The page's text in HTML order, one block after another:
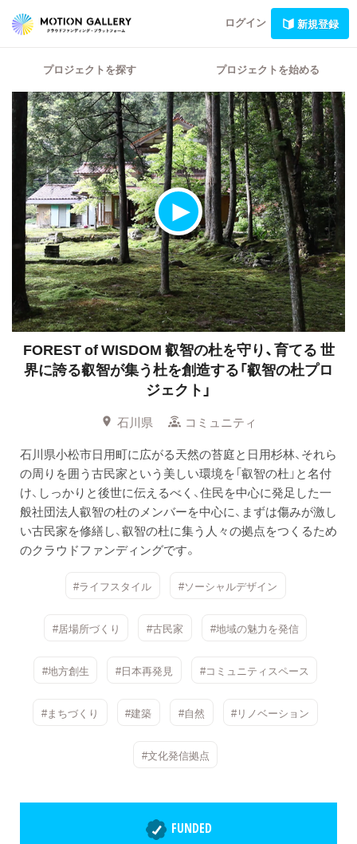
ログイン 新規登録
プロジェクトを探す プロジェクトを始める
FOREST of WISDOM 叡智の杜を守り、育てる世
界に誇る叡智が集う杜を創造する「叡智の杜プロ
ジェクト」
石川県
コミュニティ
石川県小松市日用町に広がる天然の苔庭と日用杉林、それら
の周りを囲う古民家という美しい環境を「叡智の杜」と名付
け、しっかりと後世に伝えるべく、住民を中心に発足した一
般社団法人叡智の杜のメンバーを中心に、まずは傷みが激し
い古民家を修繕し、叡智の杜に集う人々の拠点をつくるため
のクラウドファンディングです。
#ライフスタイル #ソーシャルデザイン
#居場所づくり #古民家 #地域の魅力を発信
#地方創生 #日本再発見 #コミュニティスペース
#まちづくり #建築 #自然 #リノベーション
#文化発信拠点
FUNDED